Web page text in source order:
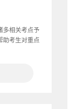
多相关考点予
助考生对重点